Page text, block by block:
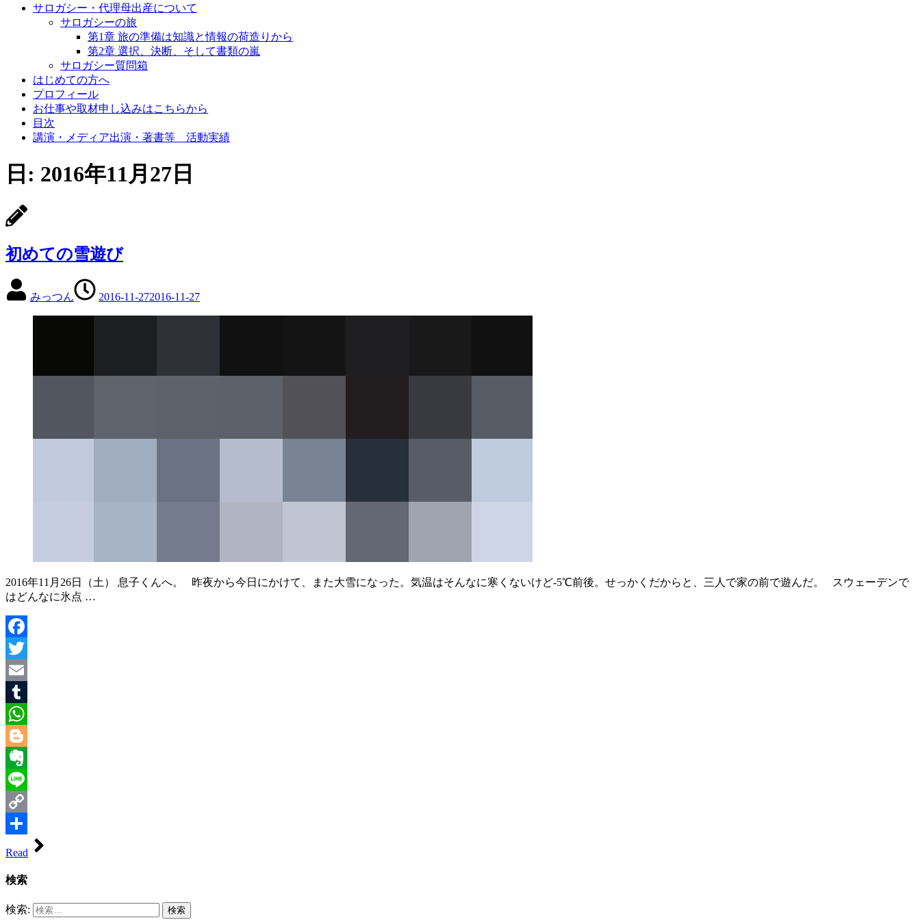
サロガシー・代理母出産について
サロガシーの旅
第1章 旅の準備は知識と情報の荷造りから
第2章 選択、決断、そして書類の嵐
サロガシー質問箱
はじめての方へ
プロフィール
お仕事や取材申し込みはこちらから
目次
講演・メディア出演・著書等 活動実績
日: 2016年11月27日
初めての雪遊び
みっつん 2016-11-272016-11-27
2016年11月26日（土） 息子くんへ。 昨夜から今日にかけて、また大雪になった。気温はそんなに寒くないけど-5℃前後。せっかくだからと、三人で家の前で遊んだ。 スウェーデンで
はどんなに氷点 …
Facebook
Twitter
Email
Tumblr
WhatsApp
Blogger
Evernote
Line
Copy
Read
検索
検索: